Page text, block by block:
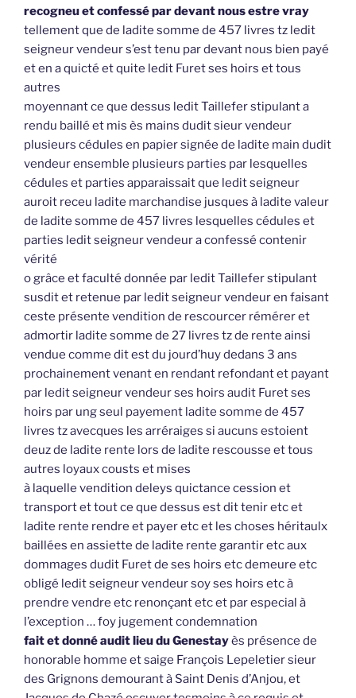
recogneu et confessé par devant nous estre vray
tellement que de ladite somme de 457 livres tz ledit
seigneur vendeur s’est tenu par devant nous bien payé
et en a quicté et quite ledit Furet ses hoirs et tous
autres
moyennant ce que dessus ledit Taillefer stipulant a
rendu baillé et mis ès mains dudit sieur vendeur
plusieurs cédules en papier signée de ladite main dudit
vendeur ensemble plusieurs parties par lesquelles
cédules et parties apparaissait que ledit seigneur
auroit receu ladite marchandise jusques à ladite valeur
de ladite somme de 457 livres lesquelles cédules et
parties ledit seigneur vendeur a confessé contenir
vérité
o grâce et faculté donnée par ledit Taillefer stipulant
susdit et retenue par ledit seigneur vendeur en faisant
ceste présente vendition de rescourcer rémérer et
admortir ladite somme de 27 livres tz de rente ainsi
vendue comme dit est du jourd’huy dedans 3 ans
prochainement venant en rendant refondant et payant
par ledit seigneur vendeur ses hoirs audit Furet ses
hoirs par ung seul payement ladite somme de 457
livres tz avecques les arréraiges si aucuns estoient
deuz de ladite rente lors de ladite rescousse et tous
autres loyaux cousts et mises
à laquelle vendition deleys quictance cession et
transport et tout ce que dessus est dit tenir etc et
ladite rente rendre et payer etc et les choses héritaulx
baillées en assiette de ladite rente garantir etc aux
dommages dudit Furet de ses hoirs etc demeure etc
obligé ledit seigneur vendeur soy ses hoirs etc à
prendre vendre etc renonçant etc et par especial à
l’exception … foy jugement condemnation
fait et donné audit lieu du Genestayès présence de
honorable homme et saige François Lepeletier sieur
des Grignons demourant à Saint Denis d’Anjou, et